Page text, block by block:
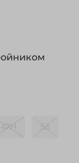
47H 53